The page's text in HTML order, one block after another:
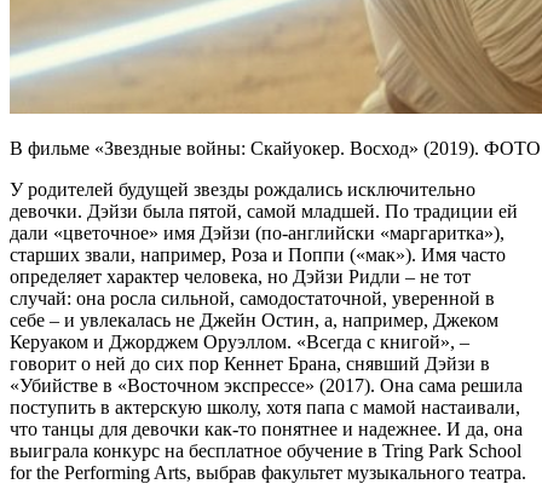
В фильме «Звездные войны: Скайуокер. Восход» (2019).
У родителей будущей звезды рождались исключительно
девочки. Дэйзи была пятой, самой младшей. По традиции ей
дали «цветочное» имя Дэйзи (по-английски «маргаритка»),
старших звали, например, Роза и Поппи («мак»). Имя часто
определяет характер человека, но Дэйзи Ридли – не тот
случай: она росла сильной, самодостаточной, уверенной в
себе – и увлекалась не Джейн Остин, а, например, Джеком
Керуаком и Джорджем Оруэллом. «Всегда с книгой», –
говорит о ней до сих пор Кеннет Брана, снявший Дэйзи в
«Убийстве в «Восточном экспрессе» (2017). Она сама решила
поступить в актерскую школу, хотя папа с мамой настаивали,
что танцы для девочки как-то понятнее и надежнее. И да, она
выиграла конкурс на бесплатное обучение в Tring Park School
for the Performing Arts, выбрав факультет музыкального театра.